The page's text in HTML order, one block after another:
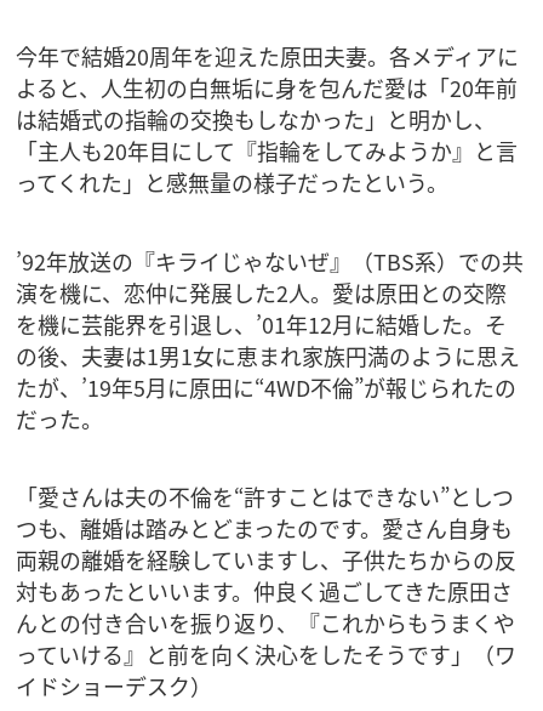
今年で結婚20周年を迎えた原田夫妻。各メディアに
よると、人生初の白無垢に身を包んだ愛は「20年前
は結婚式の指輪の交換もしなかった」と明かし、
「主人も20年目にして『指輪をしてみようか』と言
ってくれた」と感無量の様子だったという。
’92年放送の『キライじゃないぜ』（TBS系）での共
演を機に、恋仲に発展した2人。愛は原田との交際
を機に芸能界を引退し、’01年12月に結婚した。そ
の後、夫妻は1男1女に恵まれ家族円満のように思え
たが、’19年5月に原田に“4WD不倫”が報じられたの
だった。
「愛さんは夫の不倫を“許すことはできない”としつ
つも、離婚は踏みとどまったのです。愛さん自身も
両親の離婚を経験していますし、子供たちからの反
対もあったといいます。仲良く過ごしてきた原田さ
んとの付き合いを振り返り、『これからもうまくや
っていける』と前を向く決心をしたそうです」（ワ
イドショーデスク）